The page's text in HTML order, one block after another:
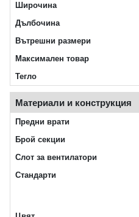
Широчина
Дълбочина
Вътрешни размери
Максимален товар
Тегло
Материали и конструкция
Предни врати
Брой секции
Слот за вентилатори
Стандарти